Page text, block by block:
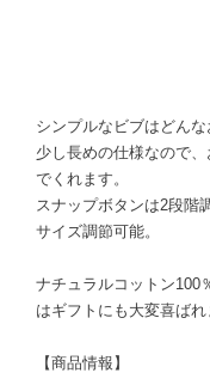
シンプルなビブはどんな
少し長めの仕様なので
でくれます。
スナップボタンは2段階
サイズ調節可能。
ナチュラルコットン100
はギフトにも大変喜ばれ
【商品情報】